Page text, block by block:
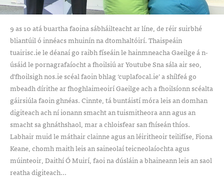
9 as 10 atá buartha faoina sábháilteacht ar líne, de réir suirbhé
bliantúil ó innéacs mhuinín na dtomhaltóirí. Thaispeáin
tuairisc.ie le déanaí go raibh físeáin le hainmneacha Gaeilge á n-
úsáid le pornagrafaíocht a fhoilsiú ar Youtube Sna sála air seo,
d’fhoilsigh nos.ie scéal faoin bhlag ‘cuplafocal.ie’ a shílfeá go
mbeadh dírithe ar fhoghlaimeoirí Gaeilge ach a fhoilsíonn scéalta
gáirsiúla faoin ghnéas. Cinnte, tá buntáistí móra leis an domhan
digiteach ach ní ionann smacht an tuismitheora ann agus an
smacht sa ghnáthshaol, mar a chloisfear san fhíseán thíos.
Labhair muid le máthair clainne agus an léiritheoir teilifíse, Fiona
Keane, chomh maith leis an saineolaí teicneolaíochta agus
múinteoir, Daithí Ó Muirí, faoi na dúsláin a bhaineann leis an saol
reatha digiteach...